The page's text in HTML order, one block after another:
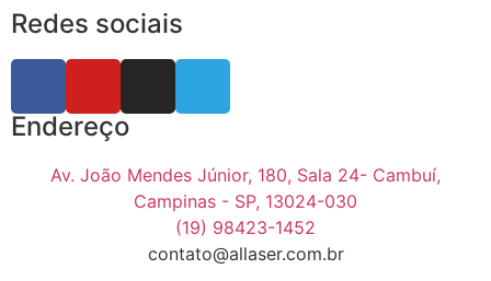
Redes sociais
Endereço
Av. João Mendes Júnior, 180, Sala 24- Cambuí,
Campinas - SP, 13024-030
(19) 98423-1452
contato@allaser.com.br